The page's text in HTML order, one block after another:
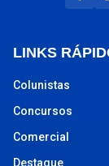
LINKS
Colunistas
Concursos
Comercial
Destaque